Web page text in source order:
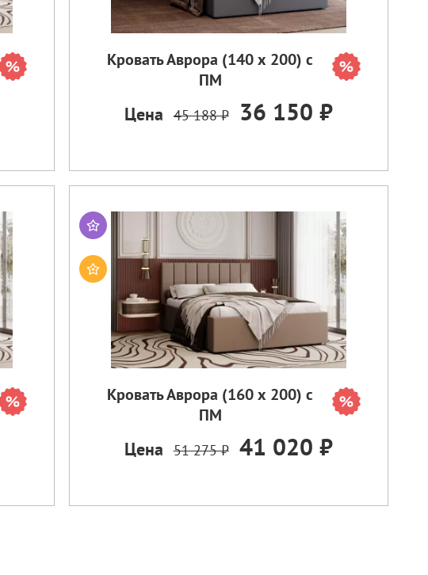
Кровать Аврора (140 х 200) с
ПМ
Цена 45 188 ₽ 36 150 ₽
Кровать Аврора (160 х 200) с
ПМ
Цена 51 275 ₽ 41 020 ₽